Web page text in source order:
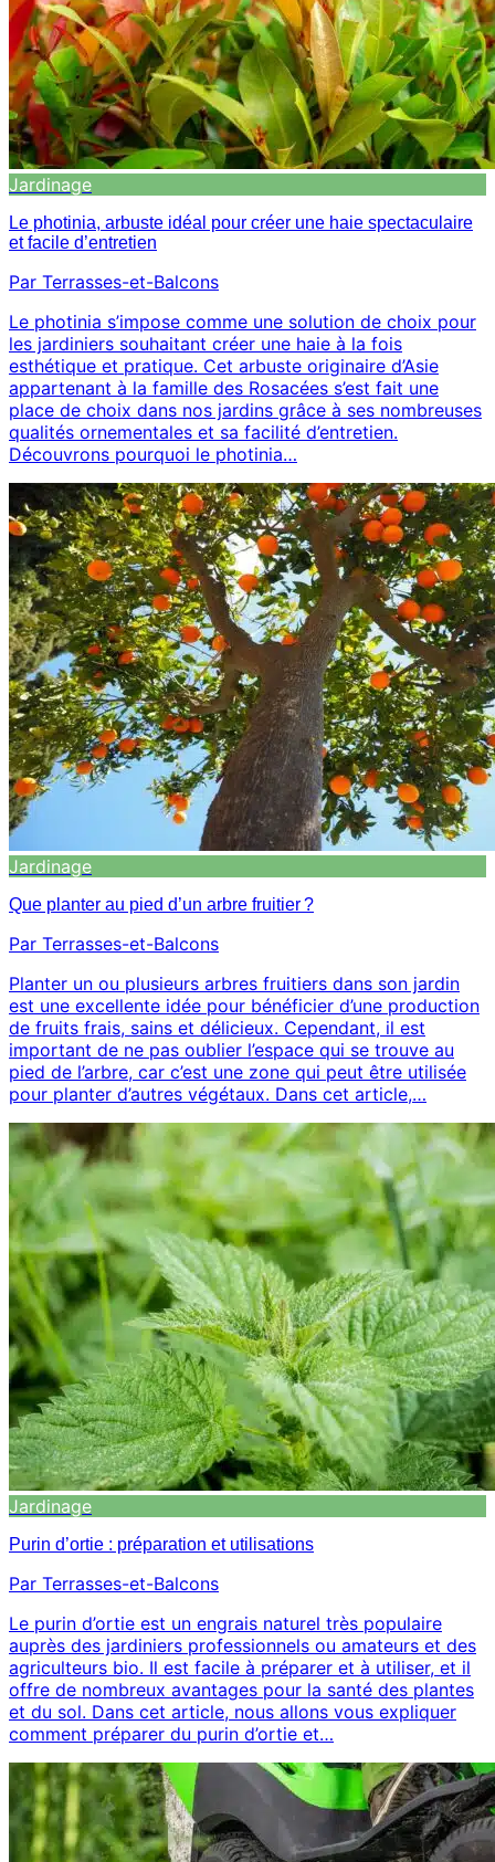
Jardinage
Le photinia, arbuste idéal pour créer une haie spectaculaire
et facile d’entretien
Par Terrasses-et-Balcons
Le photinia s’impose comme une solution de choix pour
les jardiniers souhaitant créer une haie à la fois
esthétique et pratique. Cet arbuste originaire d’Asie
appartenant à la famille des Rosacées s’est fait une
place de choix dans nos jardins grâce à ses nombreuses
qualités ornementales et sa facilité d’entretien.
Découvrons pourquoi le photinia…
Jardinage
Que planter au pied d’un arbre fruitier ?
Par Terrasses-et-Balcons
Planter un ou plusieurs arbres fruitiers dans son jardin
est une excellente idée pour bénéficier d’une production
de fruits frais, sains et délicieux. Cependant, il est
important de ne pas oublier l’espace qui se trouve au
pied de l’arbre, car c’est une zone qui peut être utilisée
pour planter d’autres végétaux. Dans cet article,…
Jardinage
Purin d’ortie : préparation et utilisations
Par Terrasses-et-Balcons
Le purin d’ortie est un engrais naturel très populaire
auprès des jardiniers professionnels ou amateurs et des
agriculteurs bio. Il est facile à préparer et à utiliser, et il
offre de nombreux avantages pour la santé des plantes
et du sol. Dans cet article, nous allons vous expliquer
comment préparer du purin d’ortie et…